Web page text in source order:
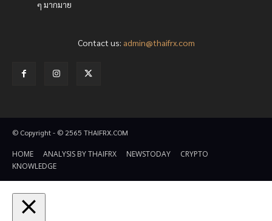
ๆ มากมาย
Contact us: admin@thaifrx.com
© Copyright - © 2565 THAIFRX.COM
HOME ANALYSIS BY THAIFRX NEWSTODAY
CRYPTO
KNOWLEDGE